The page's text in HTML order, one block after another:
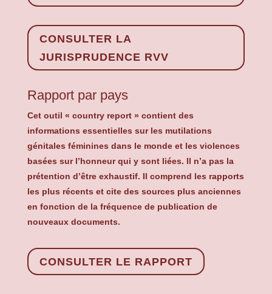
CONSULTER LA
JURISPRUDENCE RVV
Rapport par pays
Cet outil « country report » contient des
informations essentielles sur les mutilations
génitales féminines dans le mondeet les violences
basées sur l’honneur qui y sont liées. Il n’a pas la
prétention d’être exhaustif. Il comprend les rapports
les plus récents et cite des sources plus anciennes
en fonction de la fréquence de publication de
nouveaux documents.
CONSULTER LE RAPPORT